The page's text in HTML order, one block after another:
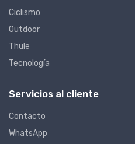
Ciclismo
Outdoor
Thule
Tecnología
Servicios al cliente
Contacto
WhatsApp